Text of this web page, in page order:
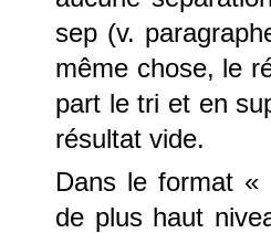
sep (v.
même chose, le
part le tri et en
résultat vide.
Dans le format «
de plus haut